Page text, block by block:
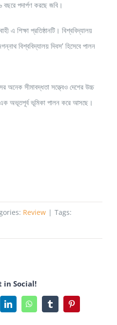
পদার্পণ করছে জবি।
এ শিক্ষা প্রতিষ্ঠানটি। বিশ্ববিদ্যালয়
বিশ্ববিদ্যালয় দিবস’ হিসেবে পালন
অনেক সীমাবদ্ধতা সত্ত্বেও দেশের উচ্চ
এক অভূতপূর্ব ভূমিকা পালন করে আসছে।
Review | Tags:
in Social!
LinkedInWhatsAppTumblrPinterest